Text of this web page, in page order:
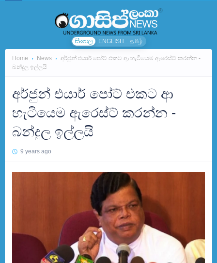
සිංහල ENGLISH தமிழ்
Home News
අර්ජුන් එයාර් පෝට් එකට ආ හැටියෙම ඇරෙස්ට් කරන්න -
බන්දුල ඉල්ලයි
අර්ජුන් එයාර් පෝට් එකට ආ
හැටියෙම ඇරෙස්ට් කරන්න -
බන්දුල ඉල්ලයි
9 years ago